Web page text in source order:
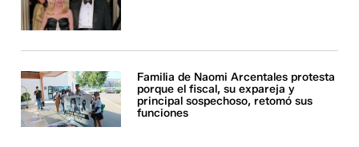
Familia de Naomi Arcentales protesta
porque el fiscal, su expareja y
principal sospechoso, retomó sus
funciones